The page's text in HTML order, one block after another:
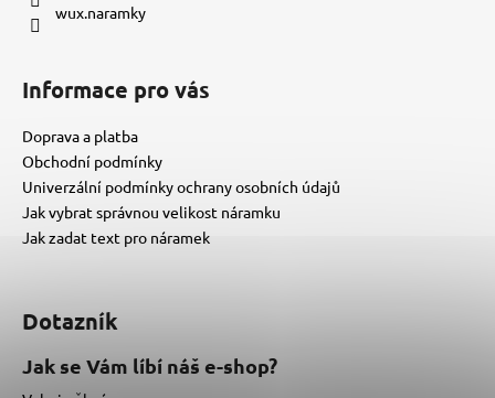
wux.naramky
Informace pro vás
Doprava a platba
Obchodní podmínky
Univerzální podmínky ochrany osobních údajů
Jak vybrat správnou velikost náramku
Jak zadat text pro náramek
Dotazník
Jak se Vám líbí náš e-shop?